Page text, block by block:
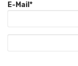
E-Mail*